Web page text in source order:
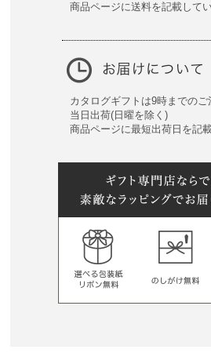
商品ページに送料を記載して
カタログギフトは9時までのご
当日出荷(日曜を除く)
商品ページに最短出荷日を記